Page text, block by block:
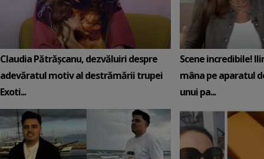
Claudia Pătrășcanu, dezvăluiri despre
adevăratul motiv al destrămării trupei
Exoti...
Scene incredibile!
mâna pe aparatul
unui pa...